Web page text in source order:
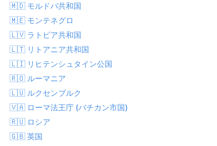
🇲🇩 モルドバ共和国
🇲🇪 モンテネグロ
🇱🇻 ラトビア共和国
🇱🇹 リトアニア共和国
🇱🇮 リヒテンシュタイン公国
🇷🇴 ルーマニア
🇱🇺 ルクセンブルク
🇻🇦 ローマ法王庁 (バチカン市国)
🇷🇺 ロシア
🇬🇧 英国